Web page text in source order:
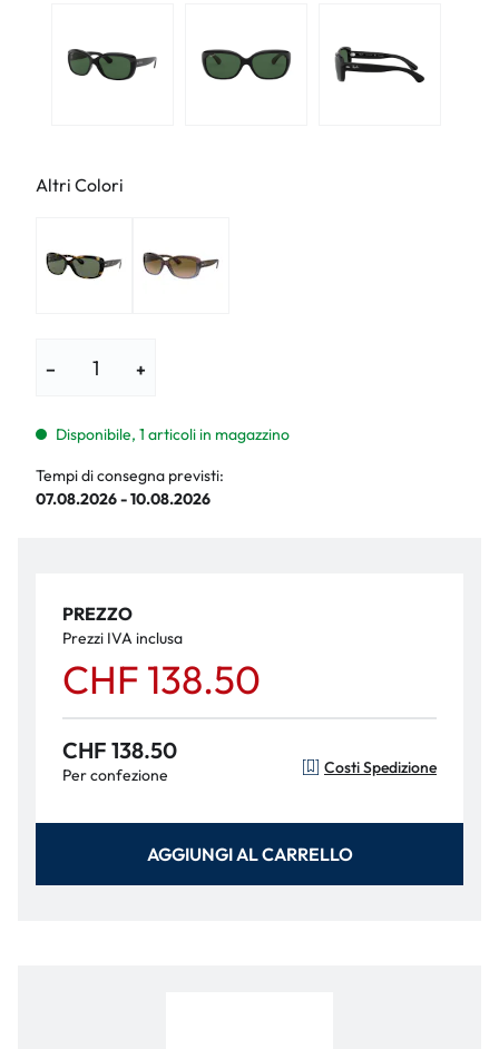
Altri Colori
− +
Disponibile, 1 articoli in magazzino
Tempi di consegna previsti:
07.08.2026 - 10.08.2026
PREZZO
Prezzi IVA inclusa
CHF 138.50
CHF 138.50
Per confezione Costi Spedizione
AGGIUNGI AL CARRELLO